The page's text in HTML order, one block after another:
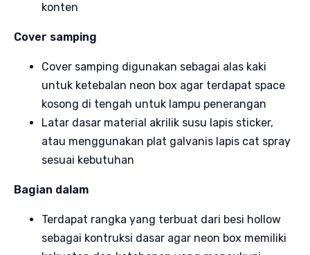
konten
Cover samping
Cover samping digunakan sebagai alas kaki
untuk ketebalan neon box agar terdapat space
kosong di tengah untuk lampu penerangan
Latar dasar material akrilik susu lapis sticker,
atau menggunakan plat galvanis lapis cat spray
sesuai kebutuhan
Bagian dalam
Terdapat rangka yang terbuat dari besi hollow
sebagai kontruksi dasar agar neon box memiliki